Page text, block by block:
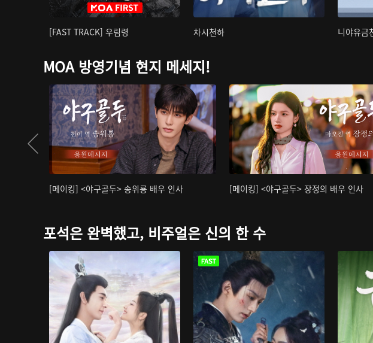
[FAST TRACK] 우림령 차시천하 니야유금
MOA 방영기념 현지 메세지!
[메이킹] <야구골두> 송위룡 배우 인사 [메이킹] <야구골두> 장정의 배우 인사
포석은 완벽했고, 비주얼은 신의 한 수